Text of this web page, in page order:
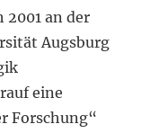
2001 an der
Augsburg
eine
Forschung“